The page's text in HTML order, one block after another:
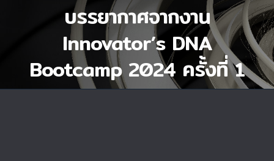
บรรยากาศจากงาน
Innovator’s DNA
Bootcamp 2024 ครั้งที่ 1